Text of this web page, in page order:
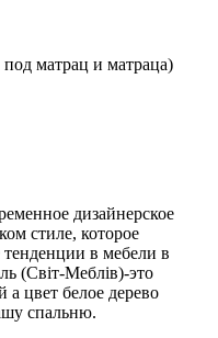
матрац и матраца)
дизайнерское
стиле, которое
в мебели в
(Cвіт-Меблів)-это
а цвет белое дерево
спальню.